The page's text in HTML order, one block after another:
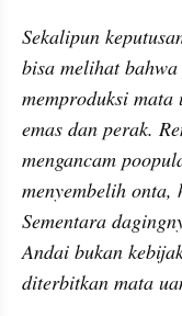
Sekalipun
bisa melihat
memproduksi
emas dan perak.
mengancam
menyembelih
Sementara
Andai bukan
diterbitkan mata